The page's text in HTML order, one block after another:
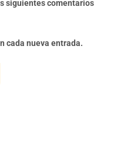
siguientes comentarios
cada nueva entrada.